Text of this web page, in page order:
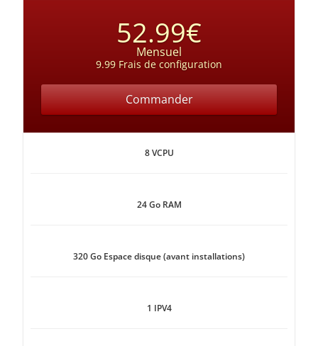
52.99€
Mensuel
9.99 Frais de configuration
Commander
8 VCPU
24 Go RAM
320 Go Espace disque (avant installations)
1 IPV4